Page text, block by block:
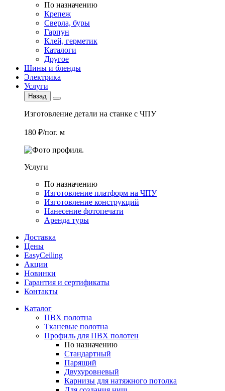
По назначению
Крепеж
Сверла, буры
Гарпун
Клей, герметик
Каталоги
Другое
Шины и бленды
Электрика
Услуги
Назад
Изготовление детали на станке с ЧПУ
180 ₽/пог. м
Услуги
По назначению
Изготовление платформ на ЧПУ
Изготовление конструкций
Нанесение фотопечати
Аренда туры
Доставка
Цены
EasyCeiling
Акции
Новинки
Гарантия и сертификаты
Контакты
Каталог
ПВХ полотна
Тканевые полотна
Профиль для ПВХ полотен
По назначению
Стандартный
Парящий
Двухуровневый
Карнизы для натяжного потолка